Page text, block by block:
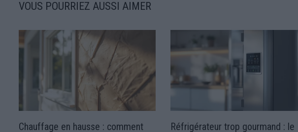
VOUS POURRIEZ AUSSI AIMER
Chauffage en hausse : comment Réfrigérateur trop gourmand : le